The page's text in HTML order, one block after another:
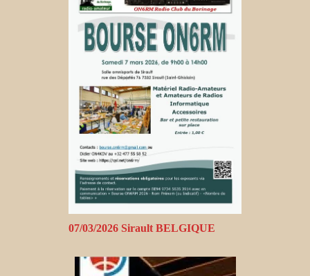
07/03/2026 Sirault BELGIQUE